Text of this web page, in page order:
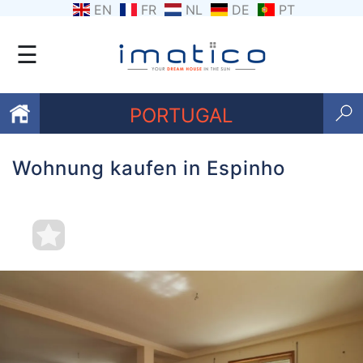
EN FR NL DE PT
☰
PORTUGAL
Favoriten
uns
Kontaktiere
uns
Geschäftsbedingungen
Wohnung kaufen in Espinho